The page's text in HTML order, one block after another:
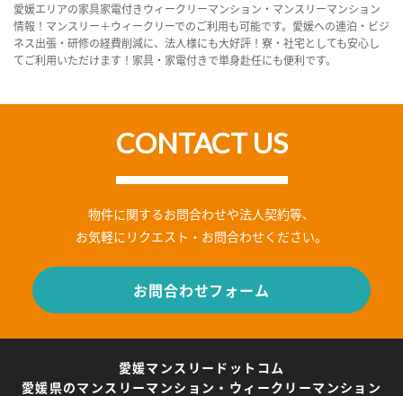
愛媛エリアの家具家電付きウィークリーマンション・マンスリーマンション
情報！マンスリー＋ウィークリーでのご利用も可能です。愛媛への連泊・ビジ
ネス出張・研修の経費削減に、法人様にも大好評！寮・社宅としても安心し
てご利用いただけます！家具・家電付きで単身赴任にも便利です。
CONTACT US
物件に関するお問合わせや法人契約等、
お気軽にリクエスト・お問合わせください。
お問合わせフォーム
愛媛マンスリードットコム
愛媛県のマンスリーマンション・ウィークリーマンション